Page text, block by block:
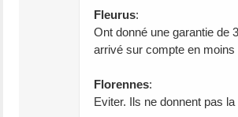
Fleurus:
Ont donné une garantie de
arrivé sur compte en
Florennes:
Eviter. Ils ne donnent pas